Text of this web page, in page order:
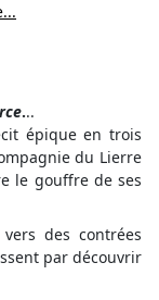
...
épique en trois
du Lierre
le gouffre de ses
des contrées
par découvrir